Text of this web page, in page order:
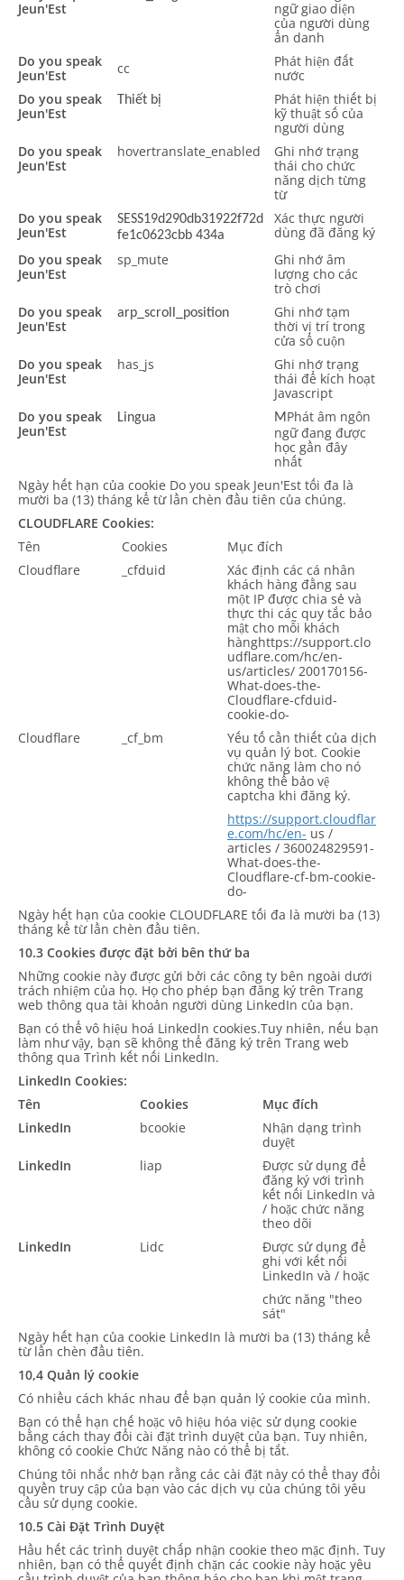
Jeun'Est
ngữ giao diện
của người dùng
ẩn danh
Do you speak
Jeun'Est
cc
Phát hiện đất
nước
Do you speak
Jeun'Est
Thiết bị
Phát hiện thiết bị
kỹ thuật số của
người dùng
Do you speak
Jeun'Est
hovertranslate_enabled
Ghi nhớ trạng
thái cho chức
năng dịch từng
từ
Do you speak
Jeun'Est
SESS19d290db31922f72d
fe1c0623cbb 434a
Xác thực người
dùng đã đăng ký
Do you speak
Jeun'Est
sp_mute
Ghi nhớ âm
lượng cho các
trò chơi
Do you speak
Jeun'Est
arp_scroll_position
Ghi nhớ tạm
thời vị trí trong
cửa sổ cuộn
Do you speak
Jeun'Est
has_js
Ghi nhớ trạng
thái để kích hoạt
Javascript
Do you speak
Jeun'Est
Lingua M Phát âm ngôn
ngữ đang được
học gần đây
nhất
Ngày hết hạn của cookie Do you speak Jeun'Est tối đa là
mười ba (13) tháng kể từ lần chèn đầu tiên của chúng.
CLOUDFLARE Cookies:
Tên
Cookies
Mục đích
Cloudflare
_cfduid
Xác định các cá nhân
khách hàng đằng sau
một IP được chia sẻ và
thực thi các quy tắc bảo
mật cho mỗi khách
hànghttps://support.clo
udflare.com/hc/en-
us/articles/ 200170156-
What-does-the-
Cloudflare-cfduid-
cookie-do-
Cloudflare
_cf_bm
Yếu tố cần thiết của dịch
vụ quản lý bot. Cookie
chức năng làm cho nó
không thể bảo vệ
captcha khi đăng ký.
https://support.cloudflar
e.com/hc/en- us /
articles / 360024829591-
What-does-the-
Cloudflare-cf-bm-cookie-
do-
Ngày hết hạn của cookie CLOUDFLARE tối đa là mười ba (13)
tháng kể từ lần chèn đầu tiên.
10.3 Cookies được đặt bởi bên thứ ba
Những cookie này được gửi bởi các công ty bên ngoài dưới
trách nhiệm của họ. Họ cho phép bạn đăng ký trên Trang
web thông qua tài khoản người dùng LinkedIn của bạn.
Bạn có thể vô hiệu hoá Linkedln cookies.Tuy nhiên, nếu bạn
làm như vậy, bạn sẽ không thể đăng ký trên Trang web
thông qua Trình kết nối LinkedIn.
LinkedIn Cookies:
Tên
Cookies
Mục đích
LinkedIn
bcookie
Nhận dạng trình
duyệt
LinkedIn
liap
Được sử dụng để
đăng ký với trình
kết nối LinkedIn và
/ hoặc chức năng
theo dõi
LinkedIn
Lidc
Được sử dụng để
ghi với kết nối
LinkedIn và / hoặc
chức năng "theo
sát"
Ngày hết hạn của cookie LinkedIn là mười ba (13) tháng kể
từ lần chèn đầu tiên.
10,4 Quản lý cookie
Có nhiều cách khác nhau để bạn quản lý cookie của mình.
Bạn có thể hạn chế hoặc vô hiệu hóa việc sử dụng cookie
bằng cách thay đổi cài đặt trình duyệt của bạn. Tuy nhiên,
không có cookie Chức Năng nào có thể bị tắt.
Chúng tôi nhắc nhở bạn rằng các cài đặt này có thể thay đổi
quyền truy cập của bạn vào các dịch vụ của chúng tôi yêu
cầu sử dụng cookie.
10.5 Cài Đặt Trình Duyệt
Hầu hết các trình duyệt chấp nhận cookie theo mặc định. Tuy
nhiên, bạn có thể quyết định chặn các cookie này hoặc yêu